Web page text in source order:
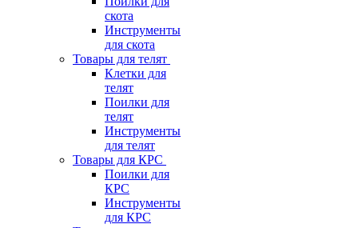
скота
Инструменты
для скота
Товары для телят
Клетки для
телят
Поилки для
телят
Инструменты
для телят
Товары для КРС
Поилки для
КРС
Инструменты
для КРС